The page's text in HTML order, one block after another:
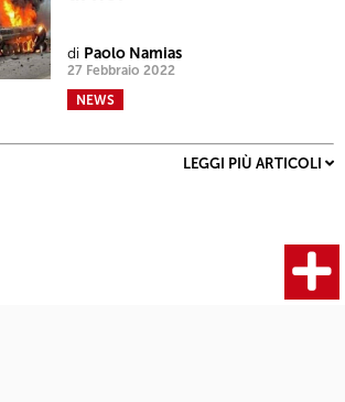
di Paolo Namias
27 Febbraio 2022
NEWS
LEGGI PIÙ ARTICOLI